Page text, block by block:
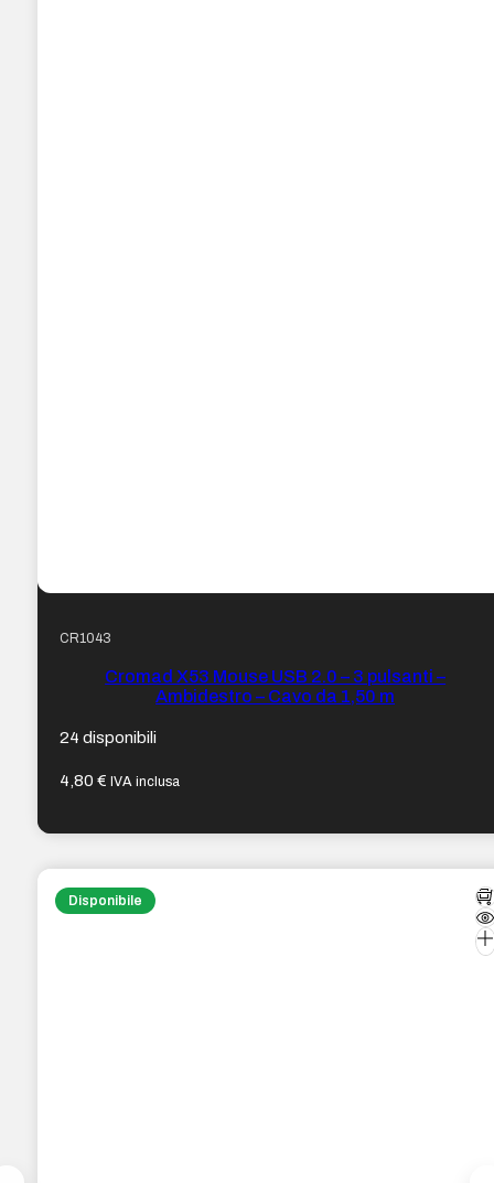
CR1043
Cromad X53 Mouse USB 2.0 – 3 pulsanti –
Ambidestro – Cavo da 1,50 m
24 disponibili
4,80€ IVA inclusa
Disponibile